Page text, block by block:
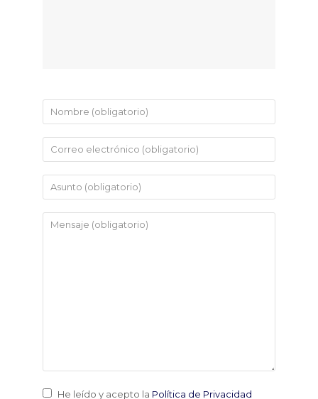
He leído y acepto la Política de Privacidad